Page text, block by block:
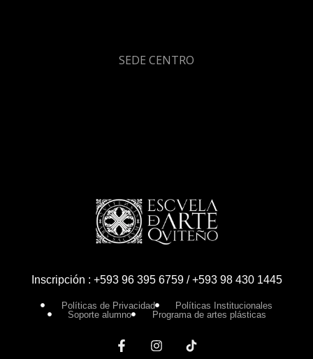
SEDE CENTRO
Inscripción : +593 96 395 6759 / +593 98 430 1445
Políticas de Privacidad
Políticas Institucionales
Soporte alumno
Programa de artes plásticas
F
a
I
n